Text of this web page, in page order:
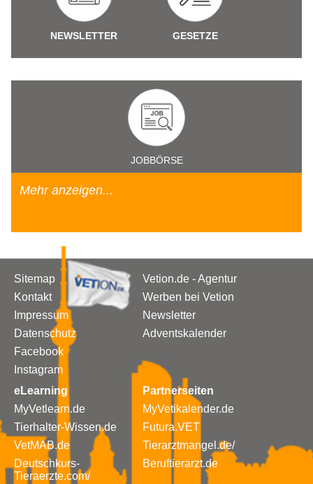
NEWSLETTER GESETZE
JOBBÖRSE
Mehr anzeigen...
Sitemap
Kontakt
Impressum
Datenschutz
Facebook
Instagram
Vetion.de - Agentur
Werben bei Vetion
Newsletter
Adventskalender
eLearning
MyVetlearn.de
Tierhalter-Wissen.de
VetMAB.de
Deutschkurs-
Tieraerzte.com/
Partnerseiten
MyVetikalender.de
Futura.VET
Tierarztmangel.de/
Beruftierarzt.de